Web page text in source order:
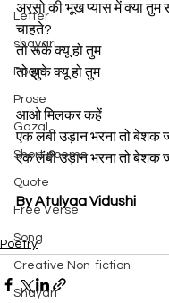
Letter
shayari
Poem
Prose
Gazal
Short poems
Quote
Free Verse
Song
Creative Non-fiction
Shayari
अरसो की भूख प्यास में क्या तुम
चाहते?
तो रूके क्यू हो तुम
तो झुके क्यू हो तुम
आओ मिलकर कहें
एक लंबी उड़ान भरना तो बेशक
एक लंबी उड़ान भरना तो बेशक
By Atulyaa Vidushi
Poetry